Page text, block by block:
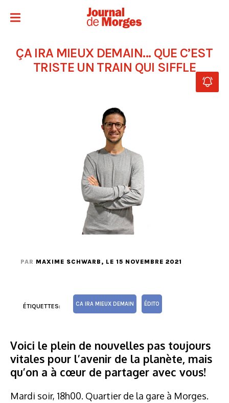
ÇA IRA MIEUX DEMAIN… QUE C’EST
TRISTE UN TRAIN QUI SIFFLE
PAR MAXIME SCHWARB , LE 15 NOVEMBRE 2021
ÉTIQUETTES: CA IRA MIEUX DEMAIN ÉDITO
Voici le plein de nouvelles pas toujours
vitales pour l’avenir de la planète, mais
qu’on a à cœur de partager avec vous!
Mardi soir, 18h00. Quartier de la gare à Morges.